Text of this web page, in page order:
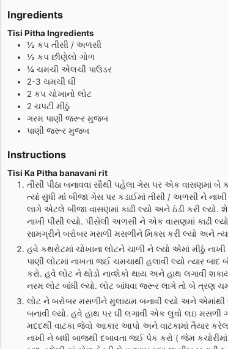
Ingredients
Tisi Pitha Ingredients
½ કપ તીસી / અળસી
½ કપ છીણેલો ગોળ
¼ ચમચી એલચી પાઉડર
2-3 ચમચી ઘી
2 કપ ચોખાનો લોટ
2 ચપટી મીઠું
ગરમ પાણી જરૂર મુજબ
પાણી જરૂર મુજબ
Instructions
Tisi Ka Pitha banavani rit
તીસી પીઠા બનાવવા સૌથી પહેલા ગેસ પર એક વાસણમાં બે
ત્યાં સુંધી માં બીજા ગેસ પર કડાઈમાં તીસી / અળસી ને
લાગે એટલે બીજા વાસણમાં કાઢી લ્યો અને ઠંડી કરી
નાખી પીસી લ્યો. પીસેલી અળસી ને એક વાસણમાં કાઢી
સામગ્રીને બરોબર મસળી મસળીને મિક્સ કરી લ્યો અને
હવે કથરોટમાં ચોખાના લોટને ચાળી ને લ્યો એમાં મીઠું
પાણી લોટમાં નાખતા જઈ ચમચાથી હલાવી લ્યો ત્યાર
કરો. હવે લોટ ને થોડો નાવ્શેકો થાય અને હાથ લગાવી
નરમ લોટ બાંધી લ્યો. લોટ બાંધવા જરૂર લાગે તો બે ત્રણ
લોટ ને બરોબર મસળીને મુલાયમ બનાવી લ્યો અને એમાંથી
બનાવી લ્યો. હવે હાથ પર ઘી લગાવી એક લુવો લઇ મસળી
મદદથી વાટકા જેવો આકાર આપો અને વાટકામાં
નાખી ને બધી બાજથી દબાવતા જઈ પેક કરો ( જેમ